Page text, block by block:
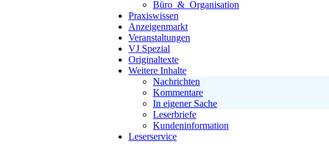
Büro & Organisation
Praxiswissen
Anzeigenmarkt
Veranstaltungen
VJ Spezial
Originaltexte
Weitere Inhalte
Nachrichten
Kommentare
In eigener Sache
Leserbriefe
Kundeninformation
Leserservice